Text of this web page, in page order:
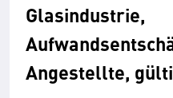
Glasindustrie,
Angestellte,